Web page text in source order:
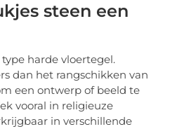
steen een
harde vloertegel.
dan het rangschikken van
een ontwerp of beeld te
vooral in religieuze
in verschillende